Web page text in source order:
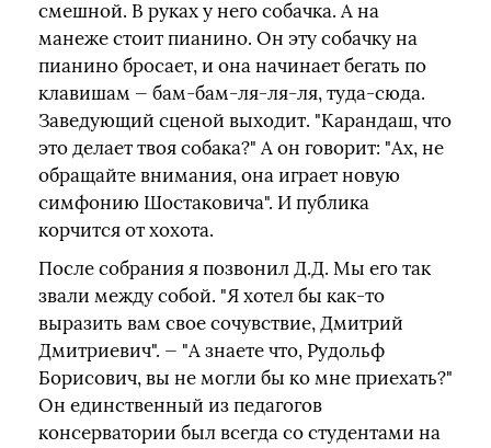
смешной. В руках у него собачка. А на
манеже стоит пианино. Он эту собачку на
пианино бросает, и она начинает бегать по
клавишам — бам-бам-ля-ля-ля, туда-сюда.
Заведующий сценой выходит. "Карандаш, что
это делает твоя собака?" А он говорит: "Ах, не
обращайте внимания, она играет новую
симфонию Шостаковича". И публика
корчится от хохота.
После собрания я позвонил Д.Д. Мы его так
звали между собой. "Я хотел бы как-то
выразить вам свое сочувствие, Дмитрий
Дмитриевич". — "А знаете что, Рудольф
Борисович, вы не могли бы ко мне приехать?"
Он единственный из педагогов
консерватории был всегда со студентами на